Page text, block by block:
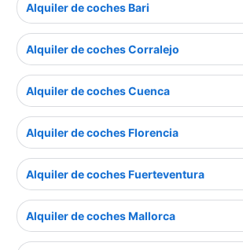
Alquiler de coches Bari
Alquiler de coches Corralejo
Alquiler de coches Cuenca
Alquiler de coches Florencia
Alquiler de coches Fuerteventura
Alquiler de coches Mallorca